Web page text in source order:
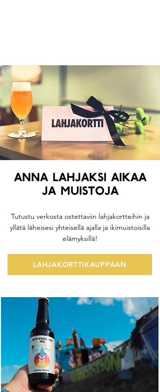
ANNA LAHJAKSI AIKAA
JA MUISTOJA
Tutustu verkosta ostettaviin lahjakortteihin ja
yllätä läheisesi yhteisellä ajalla ja ikimuistoisilla
elämyksillä!
LAHJAKORTTIKAUPPAAN